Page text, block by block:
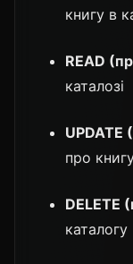
книгу в
READ
каталозі
UPDATE
про
DELETE
каталогу